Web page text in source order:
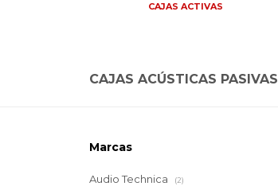
CAJAS ACTIVAS
CAJAS ACÚSTICAS PASIVAS
Marcas
Audio Technica (2)